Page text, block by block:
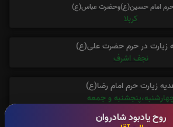
روح یادبود شادروان
حرم امام حسین(ع)وحضرت عباس(ع)
کربلا
زیارت در حرم حضرت علی(ع)
نجف اشرف
زیارت حرم امام رضا(ع)
و جمعه